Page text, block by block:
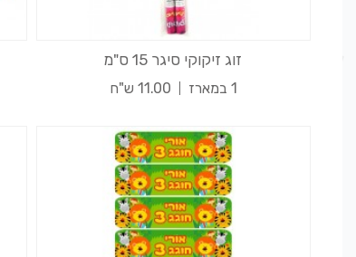
זוג זיקוקי סיגר 15 ס"מ
1 במארז 11.00 ש"ח